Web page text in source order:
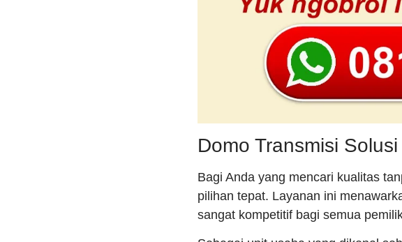
Domo Transmisi
Bagi Anda yang mencari kualitas
pilihan tepat. Layanan ini
sangat kompetitif bagi semua